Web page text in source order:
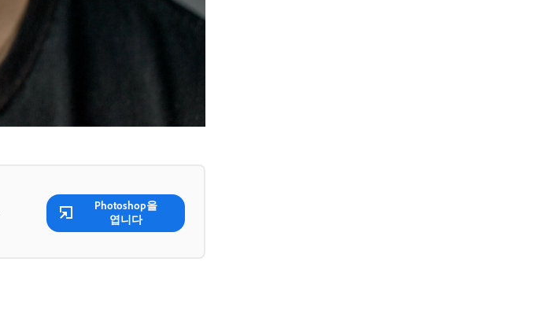
Photoshop을
엽니다